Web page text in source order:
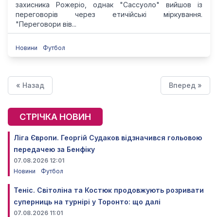
захисника Рожеріо, однак "Сассуоло" вийшов із
переговорів через етичійські міркування.
"Переговори вів...
Новини Футбол
« Назад Вперед »
СТРІЧКА НОВИН
Ліга Європи. Георгій Судаков відзначився гольовою
передачею за Бенфіку
07.08.2026 12:01
Новини
Футбол
Теніс. Світоліна та Костюк продовжують розривати
суперниць на турнірі у Торонто: що далі
07.08.2026 11:01